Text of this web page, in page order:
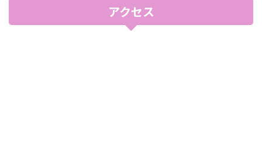
アクセス